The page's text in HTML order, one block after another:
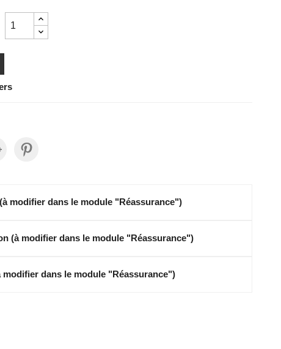
modifier dans le module "Réassurance")
(à modifier dans le module "Réassurance")
dans le module "Réassurance")